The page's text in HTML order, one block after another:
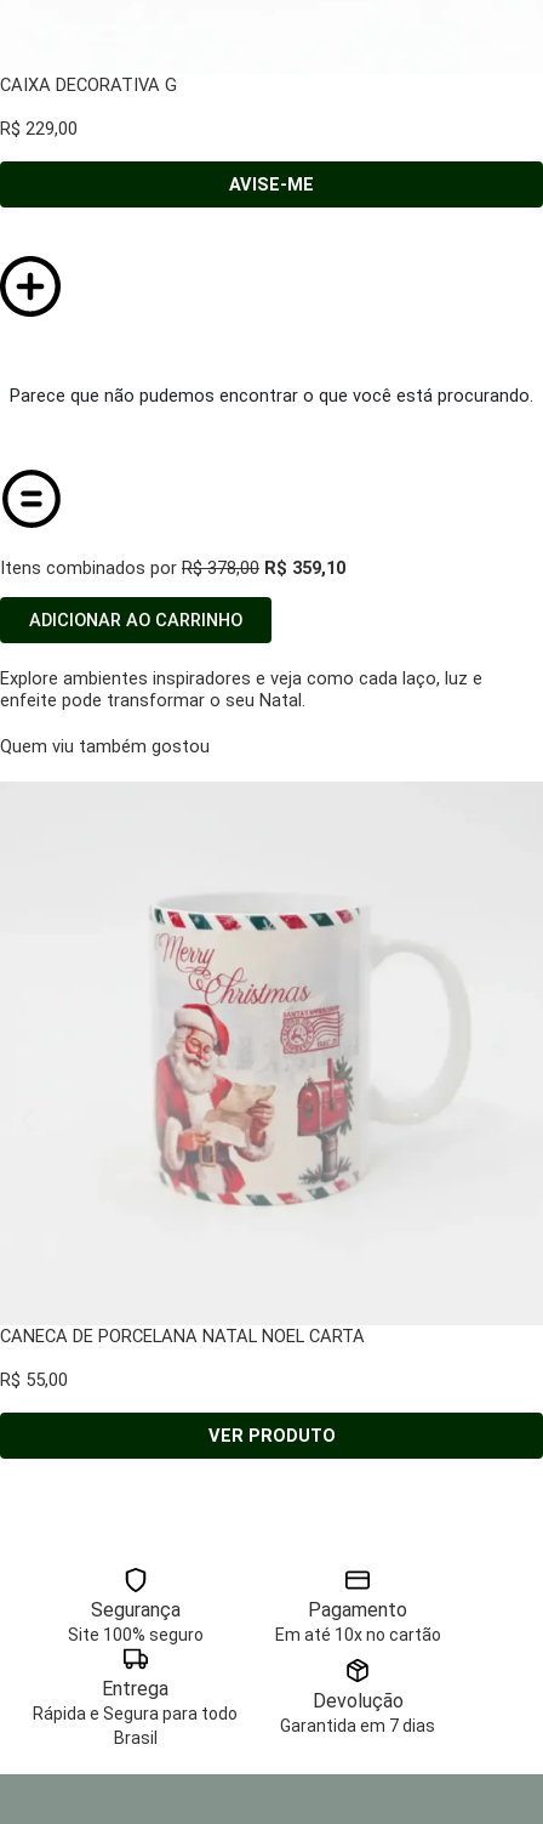
CAIXA DECORATIVA G
R$ 229,00
AVISE-ME
Parece que não pudemos encontrar o que você está procurando.
Itens combinados por R$ 378,00 R$ 359,10
ADICIONAR AO CARRINHO
Explore ambientes inspiradores e veja como cada laço, luz e
enfeite pode transformar o seu Natal.
Quem viu também gostou
CANECA DE PORCELANA NATAL NOEL CARTA
R$ 55,00
VER PRODUTO
Segurança
Site 100% seguro
Pagamento
Em até 10x no cartão
Entrega
Rápida e Segura para todo
Brasil
Devolução
Garantida em 7 dias